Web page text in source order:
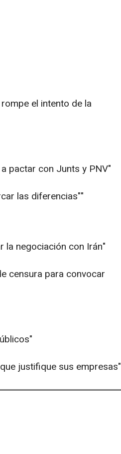
el intento de la
pactar con Junts y PNV"
las diferencias""
la negociación con Irán"
censura para convocar
justifique sus empresas"